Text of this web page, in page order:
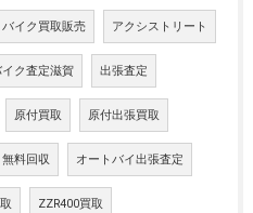
バイク買取販売 アクシストリート
イク査定滋賀 出張査定
原付買取 原付出張買取
無料回収 オートバイ出張査定
ZZR400買取